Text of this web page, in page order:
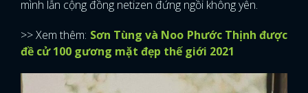
mình lẫn cộng đồng netizen đứng ngồi không yên.
>> Xem thêm: Sơn Tùng và Noo Phước Thịnh được
đề cử 100 gương mặt đẹp thế giới 2021